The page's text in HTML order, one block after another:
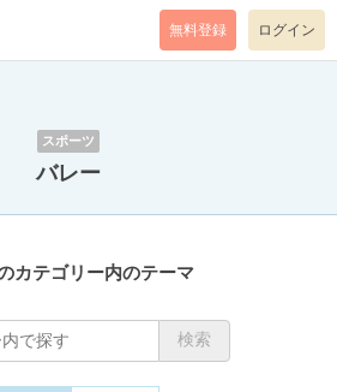
無料登録 ログイン
スポーツ
バレー
カテゴリー内のテーマ